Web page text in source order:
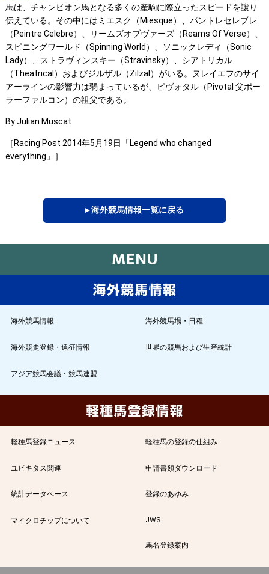
馬は、チャンピオン馬となる多くの産駒に際立ったスピードを譲り
伝えている。その中にはミエスク（Miesque）、パントレセレブレ
（Peintre Celebre）、リームズオブヴァーズ（Reams Of Verse）、
スピニングワールド（Spinning World）、ソニックレディ（Sonic
Lady）、ストラヴィンスキー（Stravinsky）、シアトリカル
（Theatrical）およびジルザル（Zilzal）がいる。ヌレイエフのサイ
アーラインの影響力は弱まっているが、ピヴォタル（Pivotal 父ポー
ラーファルコン）の祖父である。
By Julian Muscat
［Racing Post 2014年5月19日「Legend who changed
everything」］
▸ 海外競馬情報一覧に戻る
海外競馬情報 海外競馬場・日程
海外競走登録・遠征情報 世界の競馬および生産統計
アジア競馬会議・競馬連盟
軽種馬登録ニュース 軽種馬の登録の仕組み
ユビキタス関連 申請書類ダウンロード
統計データベース 登録のあゆみ
マイクロチップについて JWS
馬名登録案内